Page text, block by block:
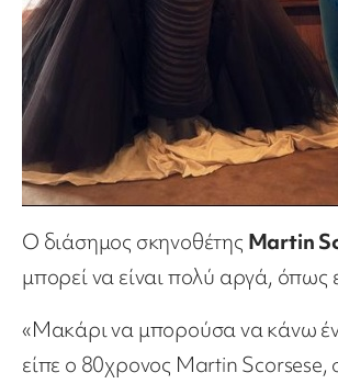
Ο διάσημος σκηνοθέτης Martin
μπορεί να είναι πολύ αργά,
«Μακάρι να μπορούσα να κάνω
είπε ο 80χρονος Martin Scorsese,